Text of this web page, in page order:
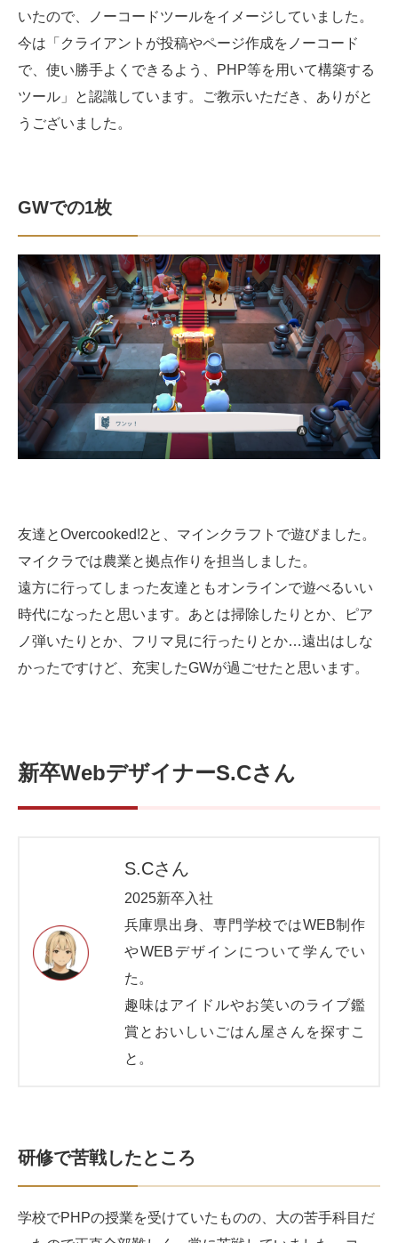
いたので、ノーコードツールをイメージしていました。
今は「クライアントが投稿やページ作成をノーコード
で、使い勝手よくできるよう、PHP等を用いて構築する
ツール」と認識しています。ご教示いただき、ありがと
うございました。
GWでの1枚
友達とOvercooked!2と、マインクラフトで遊びました。
マイクラでは農業と拠点作りを担当しました。
遠方に行ってしまった友達ともオンラインで遊べるいい
時代になったと思います。あとは掃除したりとか、ピア
ノ弾いたりとか、フリマ見に行ったりとか…遠出はしな
かったですけど、充実したGWが過ごせたと思います。
新卒WebデザイナーS.Cさん
S.Cさん
2025新卒入社
兵庫県出身、専門学校ではWEB制作
やWEBデザインについて学んでい
た。
趣味はアイドルやお笑いのライブ鑑
賞とおいしいごはん屋さんを探すこ
と。
研修で苦戦したところ
学校でPHPの授業を受けていたものの、大の苦手科目だ